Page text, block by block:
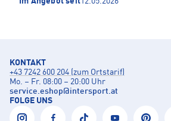
KONTAKT
+43 7242 600 204 (zum Ortstarif)
Mo. – Fr. 08:00 – 20:00 Uhr
service.eshop@intersport.at
FOLGE UNS